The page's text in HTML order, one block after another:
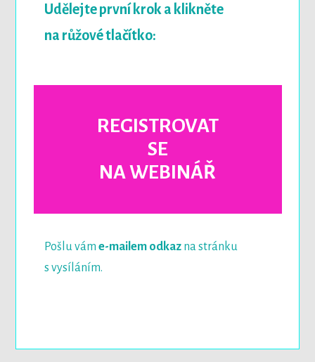
Udělejte první krok a klikněte
na růžové tlačítko:
REGISTROVAT
SE
NA WEBINÁŘ
Pošlu váme-mailem odkaz na stránku
s vysíláním.